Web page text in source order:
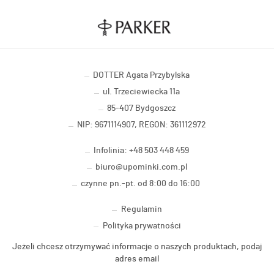
DOTTER Agata Przybylska
ul. Trzeciewiecka 11a
85-407 Bydgoszcz
NIP: 9671114907, REGON: 361112972
Infolinia: +48 503 448 459
biuro@upominki.com.pl
czynne pn.-pt. od 8:00 do 16:00
Regulamin
Polityka prywatności
Jeżeli chcesz otrzymywać informacje o naszych produktach, podaj
adres email